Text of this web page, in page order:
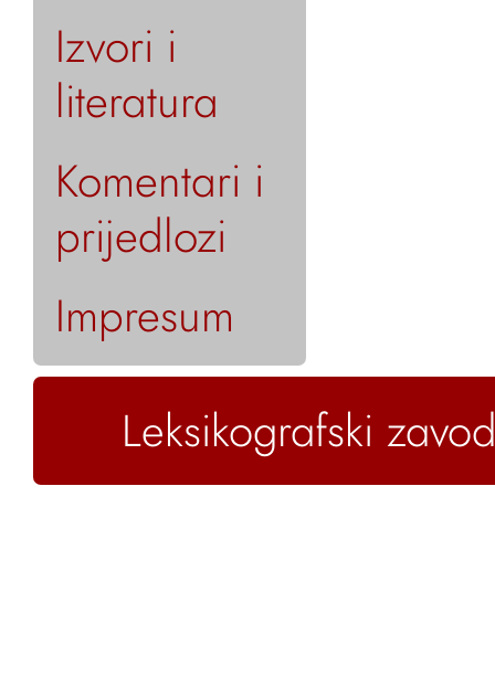
Izvori i
literatura
Komentari i
prijedlozi
Impresum
Leksikografski